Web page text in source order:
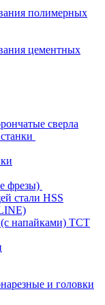
полимерных
цементных
сверла
фрезы)
стали HSS
(с напайками) ТСТ
и головки